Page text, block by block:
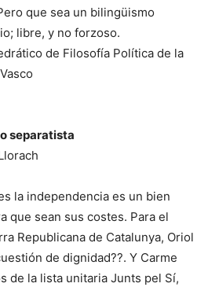
que sea un bilingüismo
libre, y no forzoso.
de Filosofía Política de la
separatista
la independencia es un bien
que sean sus costes. Para el
Republicana de Catalunya, Oriol
de dignidad??. Y Carme
de la lista unitaria Junts pel Sí,